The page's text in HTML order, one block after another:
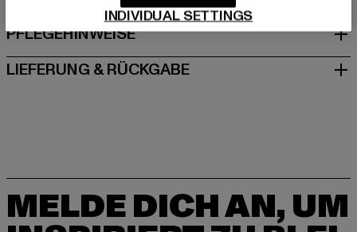
PFLEGEHINWEISE
LIEFERUNG & RÜCKGABE
MELDE DICH AN, UM
INDIVIDUAL SETTINGS